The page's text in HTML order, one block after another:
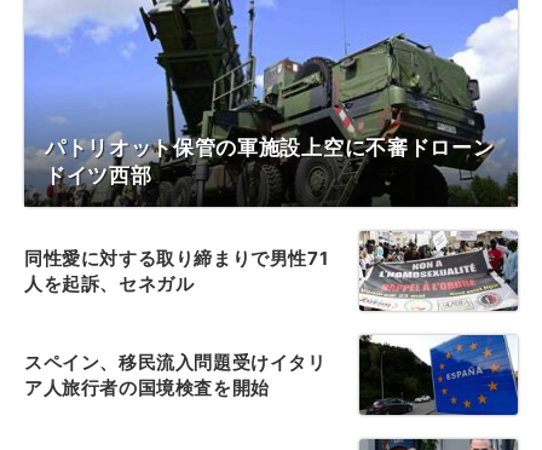
パトリオット保管の軍施設上空に不審ドローン
ドイツ西部
同性愛に対する取り締まりで男性71
人を起訴、セネガル
スペイン、移民流入問題受けイタリ
ア人旅行者の国境検査を開始